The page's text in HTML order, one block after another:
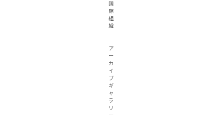
国
際
組
織
ア
ー
カ
イ
ブ
ギ
ャ
ラ
リ
ー